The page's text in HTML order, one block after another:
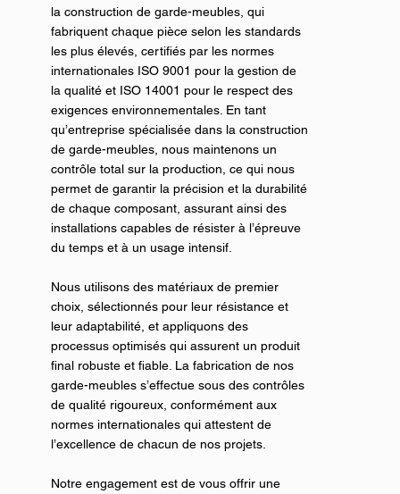
la construction de garde-meubles, qui
fabriquent chaque pièce selon les standards
les plus élevés, certifiés par les normes
internationales ISO 9001 pour la gestion de
la qualité et ISO 14001 pour le respect des
exigences environnementales. En tant
qu’entreprise spécialisée dans la construction
de garde-meubles, nous maintenons un
contrôle total sur la production, ce qui nous
permet de garantir la précision et la durabilité
de chaque composant, assurant ainsi des
installations capables de résister à l’épreuve
du temps et à un usage intensif.
Nous utilisons des matériaux de premier
choix, sélectionnés pour leur résistance et
leur adaptabilité, et appliquons des
processus optimisés qui assurent un produit
final robuste et fiable. La fabrication de nos
garde-meubles s’effectue sous des contrôles
de qualité rigoureux, conformément aux
normes internationales qui attestent de
l’excellence de chacun de nos projets.
Notre engagement est de vous offrir une